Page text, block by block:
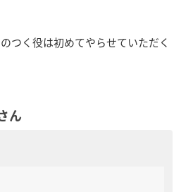
つく役は初めてやらせていただく
ん